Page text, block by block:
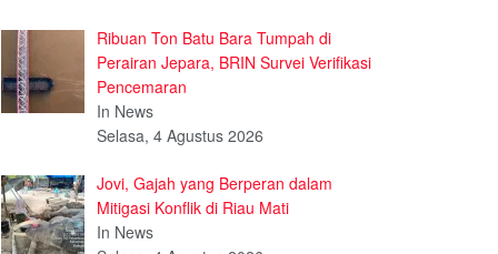
Ribuan Ton Batu Bara Tumpah di
Perairan Jepara, BRIN Survei Verifikasi
Pencemaran
In News
Selasa, 4 Agustus 2026
Jovi, Gajah yang Berperan dalam
Mitigasi Konflik di Riau Mati
In News